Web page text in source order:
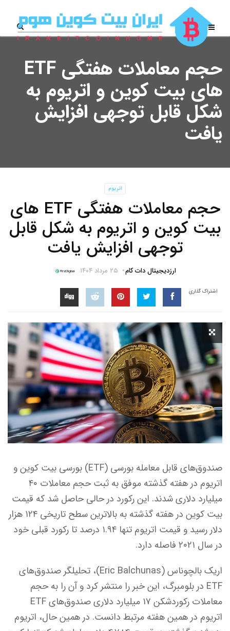
حجم معاملات هفتگی ETF
های بیت کوین و اتریوم به
شکل قابل توجهی افزایش
یافت
اتریوم
حجم معاملات هفتگی ETF های
بیت کوین و اتریوم به شکل قابل
توجهی افزایش یافت
ارزدیجیتال دات کام ۲۵ مرداد ۱۴۰۴
اشتراک گذاری
صندوق‌های قابل معامله بورسی (ETF) بورسی بیت کوین و
اتریوم در هفته گذشته موفق به ثبت حجم معاملات ۴۰
میلیارد دلاری شدند. این رکورد در حالی حاصل شد که قیمت
بیت کوین در هفته گذشته به بالاترین سطح تاریخی ۱۲۴ هزار
دلار رسید و قیمت اتریوم تنها ۱.۹۴ درصد تا رکورد قبلی خود
در سال ۲۰۲۱ فاصله دارد.
اریک بالچوناس (Eric Balchunas)، تحلیلگر صندوق‌های
ETF در بلومبرگ، این خبر را منتشر کرد و آن را به حجم
معاملات رکوردشکن ۱۷ میلیارد دلاری صندوق‌های ETF
اتریوم در همین هفته مرتبط دانست. در همین حال، اتریوم